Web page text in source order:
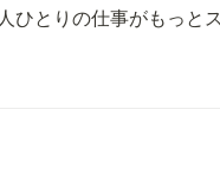
ひとりの仕事がもっと